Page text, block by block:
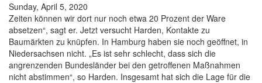
Sunday, April 5, 2020
Zeiten können wir dort nur noch etwa 20 Prozent der Ware
absetzen“, sagt er. Jetzt versucht Harden, Kontakte zu
Baumärkten zu knüpfen. In Hamburg haben sie noch geöffnet, in
Niedersachsen nicht. „Es ist sehr schlecht, dass sich die
angrenzenden Bundesländer bei den getroffenen Maßnahmen
nicht abstimmen“, so Harden. Insgesamt hat sich die Lage für die